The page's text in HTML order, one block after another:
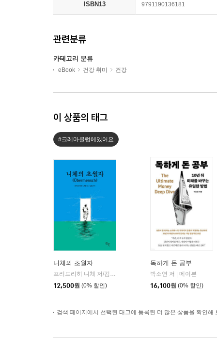
ISBN13 9791190136181
관련분류
카테고리 분류
eBook 건강 취미 건강
이 상품의 태그
#크레마클럽에있어요
니체의 초월자
프리드리히 니체 저/김철 편역
12,500원 (0% 할인)
독하게 돈 공부
박소연 저
메이븐
16,100원 (0% 할인)
검색 페이지에서 선택된 태그에 등록된 더 많은 상품을 확인해